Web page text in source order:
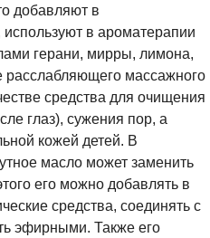
добавляют в
в ароматерапии
герани, мирры, лимона,
расслабляющего массажного
средства для очищения
глаз), сужения пор, а
кожей детей. В
масло может заменить
его можно добавлять в
средства, соединять с
эфирными. Также его